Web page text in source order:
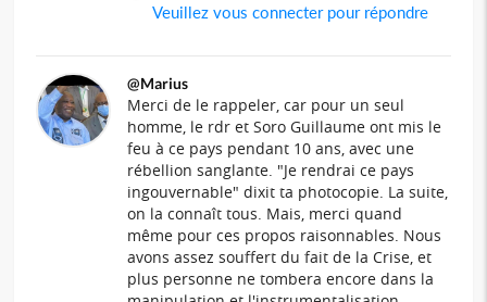
Veuillez vous connecter pour répondre
@Marius
Merci de le rappeler, car pour un seul
homme, le rdr et Soro Guillaume ont mis le
feu à ce pays pendant 10 ans, avec une
rébellion sanglante. "Je rendrai ce pays
ingouvernable" dixit ta photocopie. La suite,
on la connaît tous. Mais, merci quand
même pour ces propos raisonnables. Nous
avons assez souffert du fait de la Crise, et
plus personne ne tombera encore dans la